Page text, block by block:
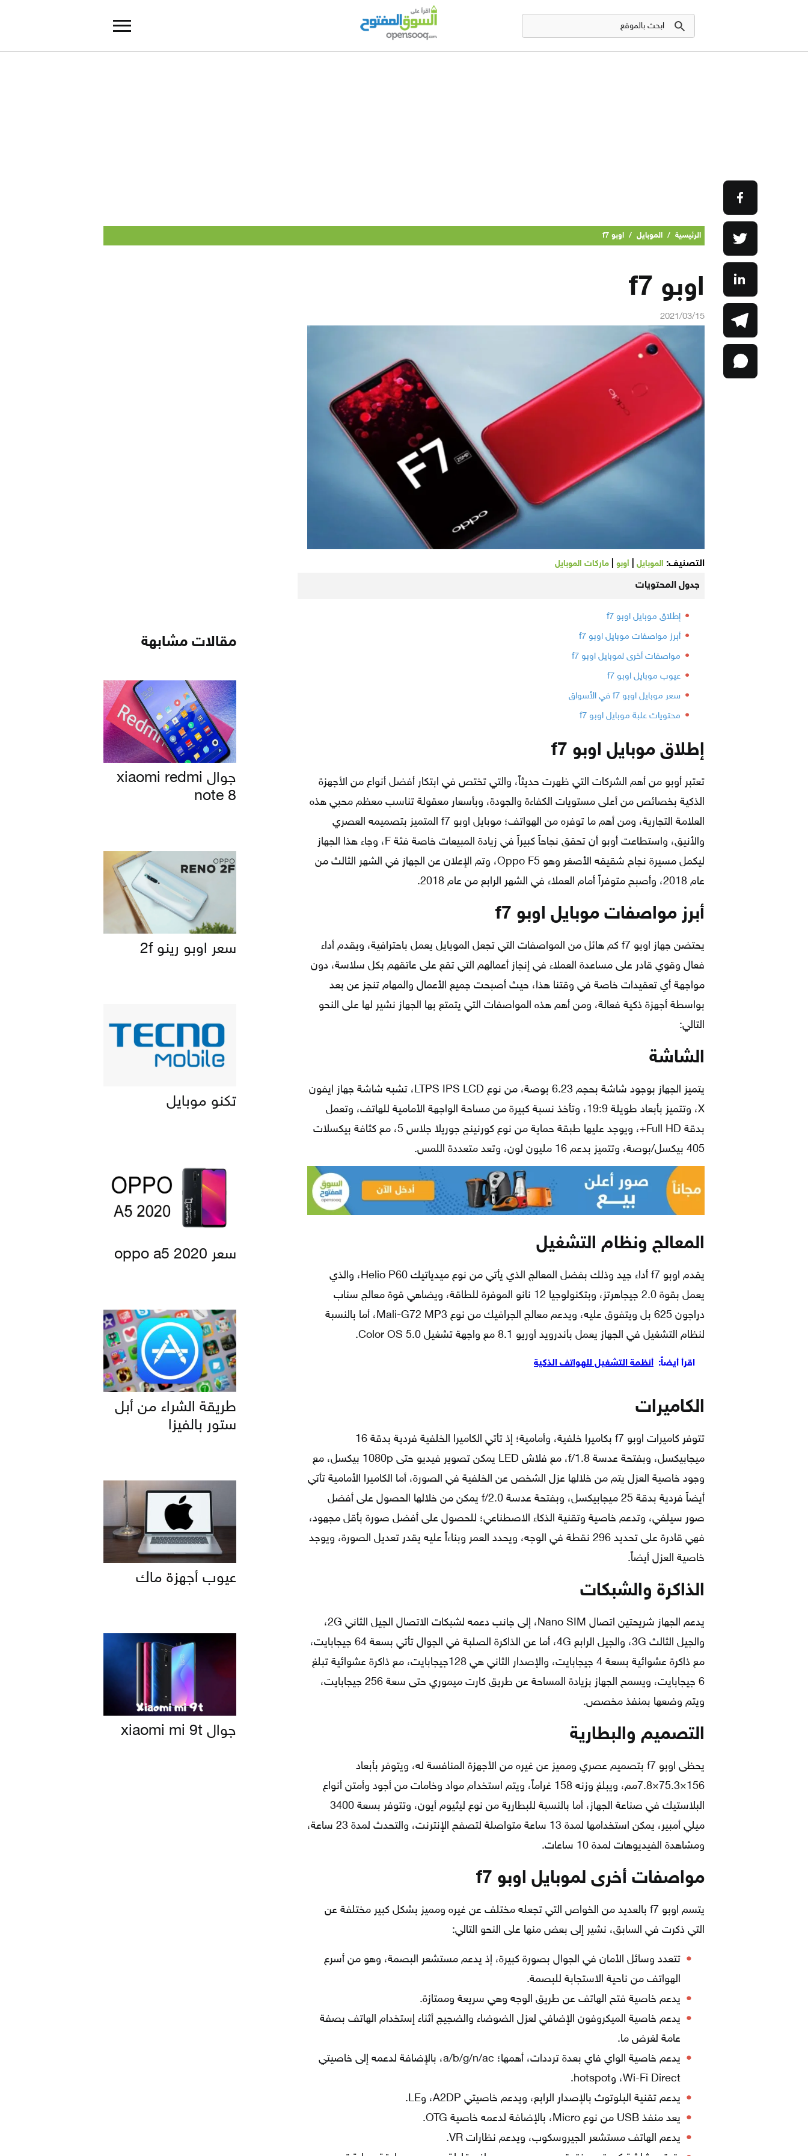
الرئيسية / الموبايل / اوبو f7
اوبو f7
2021/03/15
التصنيف: الموبايل أوبو ماركات الموبايل
جدول المحتويات
إطلاق موبايل اوبو f7
أبرز مواصفات موبايل اوبو f7
مواصفات أخرى لموبايل اوبو f7
عيوب موبايل اوبو f7
سعر موبايل اوبو f7 في الأسواق
محتويات علبة موبايل اوبو f7
إطلاق موبايل اوبو f7
تعتبر أوبو من أهم الشركات التي ظهرت حديثاً، والتي تختص في ابتكار أفضل أنواع من الأجهزة
الذكية بخصائص من أعلى مستويات الكفاءة والجودة، وبأسعار معقولة تناسب معظم محبي هذه
العلامة التجارية، ومن أهم ما توفره من الهواتف؛ موبايل اوبو f7 المتميز بتصميمه العصري
والأنيق، واستطاعت أوبو أن تحقق نجاحاً كبيراً في زيادة المبيعات خاصة فئة F، وجاء هذا الجهاز
ليكمل مسيرة نجاح شقيقه الأصغر وهو Oppo F5، وتم الإعلان عن الجهاز في الشهر الثالث من
عام 2018، وأصبح متوفراً أمام العملاء في الشهر الرابع من عام 2018.
أبرز مواصفات موبايل اوبو f7
يحتضن جهاز اوبو f7 كم هائل من المواصفات التي تجعل الموبايل يعمل باحترافية، ويقدم أداء
فعال وقوي قادر على مساعدة العملاء في إنجاز أعمالهم التي تقع على عاتقهم بكل سلاسة، دون
مواجهة أي تعقيدات خاصة في وقتنا هذا، حيث أصبحت جميع الأعمال والمهام تنجز عن بعد
بواسطة أجهزة ذكية فعالة، ومن أهم هذه المواصفات التي يتمتع بها الجهاز نشير لها على النحو
التالي:
الشاشة
يتميز الجهاز بوجود شاشة بحجم 6.23 بوصة، من نوع LTPS IPS LCD، تشبه شاشة جهاز ايفون
X، وتتميز بأبعاد طويلة 19:9، وتأخذ نسبة كبيرة من مساحة الواجهة الأمامية للهاتف، وتعمل
بدقة Full HD+، ويوجد عليها طبقة حماية من نوع كورنينج جوريلا جلاس 5، مع كثافة بيكسلات
405 بيكسل/بوصة، وتتميز بدعم 16 مليون لون، وتعد متعددة اللمس.
المعالج ونظام التشغيل
يقدم اوبو f7 أداء جيد وذلك بفضل المعالج الذي يأتي من نوع ميدياتيك Helio P60، والذي
يعمل بقوة 2.0 جيجاهرتز، وبتكنولوجيا 12 نانو الموفرة للطاقة، ويضاهي قوة معالج سناب
دراجون 625 بل ويتفوق عليه، ويدعم معالج الجرافيك من نوع Mali-G72 MP3، أما بالنسبة
لنظام التشغيل في الجهاز يعمل بأندرويد أوريو 8.1 مع واجهة تشغيل Color OS 5.0.
اقرأ أيضاً: أنظمة التشغيل للهواتف الذكية
الكاميرات
تتوفر كاميرات اوبو f7 بكاميرا خلفية، وأمامية؛ إذ تأتي الكاميرا الخلفية فردية بدقة 16
ميجابيكسل، وبفتحة عدسة f/1.8، مع فلاش LED يمكن تصوير فيديو حتى 1080p بيكسل، مع
وجود خاصية العزل يتم من خلالها عزل الشخص عن الخلفية في الصورة، أما الكاميرا الأمامية تأتي
أيضاً فردية بدقة 25 ميجابيكسل، وبفتحة عدسة f/2.0 يمكن من خلالها الحصول على أفضل
صور سيلفي، وتدعم خاصية وتقنية الذكاء الاصطناعي؛ للحصول على أفضل صورة بأقل مجهود،
فهي قادرة على تحديد 296 نقطة في الوجه، ويحدد العمر وبناءاً عليه يقدر تعديل الصورة، ويوجد
خاصية العزل أيضاً.
الذاكرة والشبكات
يدعم الجهاز شريحتين اتصال Nano SIM، إلى جانب دعمه لشبكات الاتصال الجيل الثاني 2G،
والجيل الثالث 3G، والجيل الرابع 4G، أما عن الذاكرة الصلبة في الجوال تأتي بسعة 64 جيجابايت،
مع ذاكرة عشوائية بسعة 4 جيجابايت، والإصدار الثاني هي 128جيجابايت، مع ذاكرة عشوائية تبلغ
6 جيجابايت، ويسمح الجهاز بزيادة المساحة عن طريق كارت ميموري حتى سعة 256 جيجابايت،
ويتم وضعها بمنفذ مخصص.
التصميم والبطارية
يحظى اوبو f7 بتصميم عصري ومميز عن غيره من الأجهزة المنافسة له، ويتوفر بأبعاد
156×75.3×7.8مم، ويبلغ وزنه 158 غراماً، ويتم استخدام مواد وخامات من أجود وأمتن أنواع
البلاستيك في صناعة الجهاز، أما بالنسبة للبطارية من نوع ليثيوم أيون، وتتوفر بسعة 3400
ميلي أمبير، يمكن استخدامها لمدة 13 ساعة متواصلة لتصفح الإنترنت، والتحدث لمدة 23 ساعة،
ومشاهدة الفيديوهات لمدة 10 ساعات.
مواصفات أخرى لموبايل اوبو f7
يتسم اوبو f7 بالعديد من الخواص التي تجعله مختلف عن غيره ومميز بشكل كبير مختلفة عن
التي ذكرت في السابق، نشير إلى بعض منها على النحو التالي:
تتعدد وسائل الأمان في الجوال بصورة كبيرة، إذ يدعم مستشعر البصمة، وهو من أسرع
الهواتف من ناحية الاستجابة للبصمة.
يدعم خاصية فتح الهاتف عن طريق الوجه وهي سريعة وممتازة.
يدعم خاصية الميكروفون الإضافي لعزل الضوضاء والضجيج أثناء إستخدام الهاتف بصفة
عامة لغرض ما.
يدعم خاصية الواي فاي بعدة ترددات، أهمها؛ a/b/g/n/ac، بالإضافة لدعمه إلى خاصيتي
Wi-Fi Direct، وhotspot.
يدعم تقنية البلوتوث بالإصدار الرابع، ويدعم خاصيتي A2DP، وLE.
يعد منفذ USB من نوع Micro، بالإضافة لدعمه خاصية OTG.
يدعم الهاتف مستشعر الجيروسكوب، ويدعم نظارات VR.
مقالات مشابهة
جوال xiaomi redmi
note 8
سعر اوبو رينو 2f
تكنو موبايل
سعر oppo a5 2020
طريقة الشراء من أبل
ستور بالفيزا
عيوب أجهزة ماك
جوال xiaomi mi 9t